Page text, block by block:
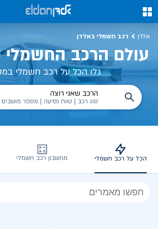
0
אלדן רכב חשמלי באלדן
עולם הרכב החשמלי
גלו הכל על רכב חשמלי
הרכב שאני רוצה
סוג רכב | טווח נסיעה | מספר מושבים
הכל על רכב חשמלי מחשבון רכב חשמלי
הכל
הכל על רכב חשמלי, שימושים, טכנולוגיה וכל מה שכדי לדעת |